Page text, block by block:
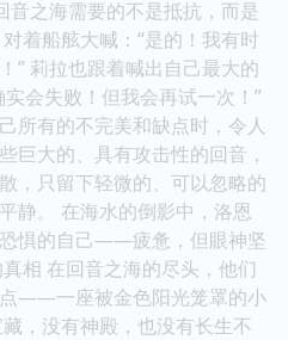
音之海需要的不是抵抗，而是
着船舷大喊：“是的！我有时
” 莉拉也跟着喊出自己最大的
会失败！但我会再试一次！”
所有的不完美和缺点时，令人
巨大的、具有攻击性的回音，
，只留下轻微的、可以忽略的
静。 在海水的倒影中，洛恩
惧的自己——疲惫，但眼神坚
相 在回音之海的尽头，他们
——一座被金色阳光笼罩的小
，没有神殿，也没有长生不